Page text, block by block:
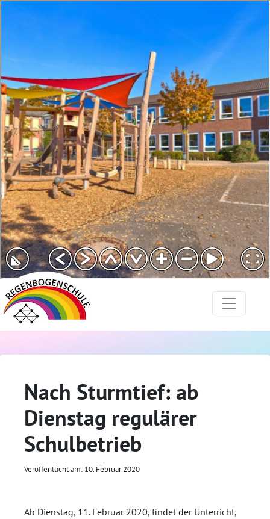
Nach Sturmtief: ab
Dienstag regulärer
Schulbetrieb
Veröffentlicht am: 10. Februar 2020
Ab Dienstag, 11. Februar 2020, findet der Unterricht,